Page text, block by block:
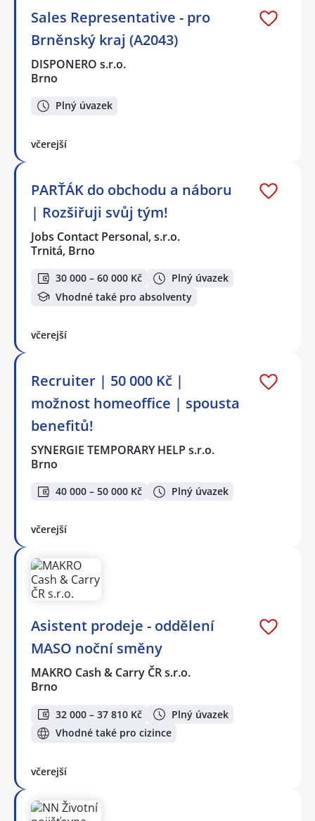
Sales Representative - pro
Brněnský kraj (A2043)
DISPONERO s.r.o.
Brno
Plný úvazek
včerejší
PARŤÁK do obchodu a náboru
| Rozšiřuji svůj tým!
Jobs Contact Personal, s.r.o.
Trnitá, Brno
30 000 – 60 000 Kč
Plný úvazek
Vhodné také pro absolventy
včerejší
Recruiter | 50 000 Kč |
možnost homeoffice | spousta
benefitů!
SYNERGIE TEMPORARY HELP s.r.o.
Brno
40 000 – 50 000 Kč Plný úvazek
včerejší
Asistent prodeje - oddělení
MASO noční směny
MAKRO Cash & Carry ČR s.r.o.
Brno
32 000 – 37 810 Kč
Plný úvazek
Vhodné také pro cizince
včerejší